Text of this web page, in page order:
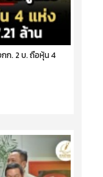
ก. 2 บ. ถือหุ้น 4